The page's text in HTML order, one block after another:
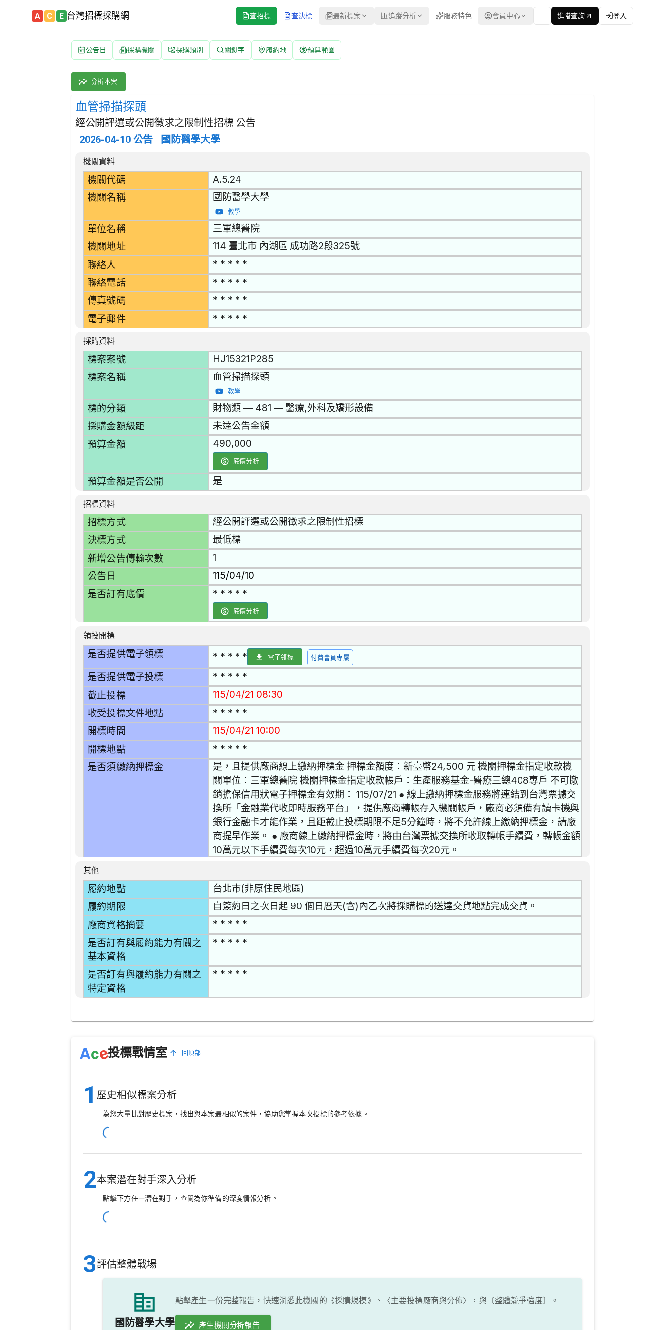
A C E 台灣招標採購網 查招標 查決標 最新標案 追蹤分析 服務特色 會員中心 進階查詢 登入
公告日 採購機關 採購類別 關鍵字 履約地 預算範圍
血管掃描探頭 招標公告 | 案號：HJ15321P285 | 經公開評選或公開徵求之限制性招標 公告
採購類別：財物類 醫療,外科及矯形設備 | 招標方式：經公開評選或公開徵求之限制性招標 | 決標方式：最低標 | 資料來源：台灣政府電子採購網（公共工程委員會） |
分析本案
血管掃描探頭
經公開評選或公開徵求之限制性招標 公告
2026-04-10 公告 國防醫學大學
招標公告詳細內容
機關資料
機關代碼 A.5.24
機關名稱 國防醫學大學
教學
單位名稱 三軍總醫院
機關地址 114 臺北市 內湖區 成功路2段325號
聯絡人 * * * * *
聯絡電話 * * * * *
傳真號碼 * * * * *
電子郵件 * * * * *
採購資料
標案案號 HJ15321P285
標案名稱 血管掃描探頭
教學
標的分類 財物類 — 481 — 醫療,外科及矯形設備
採購金額級距 未達公告金額
預算金額 490,000
底價分析
預算金額是否公開 是
招標資料
招標方式 經公開評選或公開徵求之限制性招標
決標方式 最低標
新增公告傳輸次數 1
公告日 115/04/10
是否訂有底價 * * * * *
底價分析
領投開標
是否提供電子領標 * * * * * 電子領標 付費會員專屬
是否提供電子投標 * * * * *
截止投標 115/04/21 08:30
收受投標文件地點 * * * * *
開標時間 115/04/21 10:00
開標地點 * * * * *
是否須繳納押標金
是，且提供廠商線上繳納押標金 押標金額度：新臺幣24,500 元 機關押標金指定收款機
關單位：三軍總醫院 機關押標金指定收款帳戶：生產服務基金-醫療三總408專戶 不可撤
銷擔保信用狀電子押標金有效期： 115/07/21 ● 線上繳納押標金服務將連結到台灣票據交
換所「金融業代收即時服務平台」，提供廠商轉帳存入機關帳戶，廠商必須備有讀卡機與
銀行金融卡才能作業，且距截止投標期限不足5分鐘時，將不允許線上繳納押標金，請廠
商提早作業。 ● 廠商線上繳納押標金時，將由台灣票據交換所收取轉帳手續費，轉帳金額
10萬元以下手續費每次10元，超過10萬元手續費每次20元。
其他
履約地點 台北市(非原住民地區)
履約期限 自簽約日之次日起 90 個日曆天(含)內乙次將採購標的送達交貨地點完成交貨。
廠商資格摘要 * * * * *
是否訂有與履約能力有關之
基本資格
* * * * *
是否訂有與履約能力有關之
特定資格
* * * * *
Ace投標戰情室 回頂部
1 歷史相似標案分析
為您大量比對歷史標案，找出與本案最相似的案件，協助您掌握本次投標的參考依據。
2本案潛在對手深入分析
點擊下方任一潛在對手，查閱為你準備的深度情報分析。
3評估整體戰場
國防醫學大學
點擊產生一份完整報告，快速洞悉此機關的《採購規模》、〈主要投標廠商與分佈〉，與〔整體競爭強度〕。
產生機關分析報告